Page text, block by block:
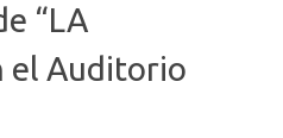
“LA
el Auditorio